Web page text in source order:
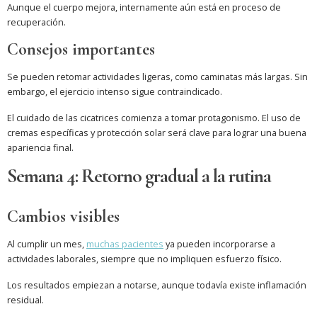
Aunque el cuerpo mejora, internamente aún está en proceso de
recuperación.
Consejos importantes
Se pueden retomar actividades ligeras, como caminatas más largas. Sin
embargo, el ejercicio intenso sigue contraindicado.
El cuidado de las cicatrices comienza a tomar protagonismo. El uso de
cremas específicas y protección solar será clave para lograr una buena
apariencia final.
Semana 4: Retorno gradual a la rutina
Cambios visibles
Al cumplir un mes, muchas pacientes ya pueden incorporarse a
actividades laborales, siempre que no impliquen esfuerzo físico.
Los resultados empiezan a notarse, aunque todavía existe inflamación
residual.